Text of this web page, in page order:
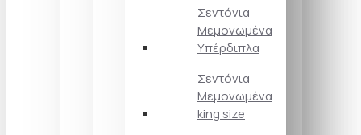
Σεντόνια
Μεμονωμένα
Υπέρδιπλα
Σεντόνια
Μεμονωμένα
king size